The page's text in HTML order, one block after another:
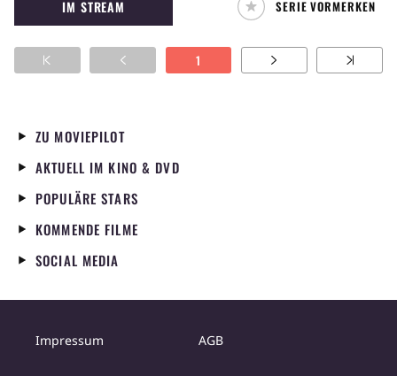
sich die Ereignisse: Als er versehentlich den
Anhang einer E-Mail öffnet, lädt sich Chuck
auf geheimnisvolle Weise Daten aus der CIA-
Datenbank “Intersect” herunter – und zwar
IM STREAM SERIE VORMERKEN
1
ZU MOVIEPILOT
AKTUELL IM KINO & DVD
POPULÄRE STARS
KOMMENDE FILME
SOCIAL MEDIA
Impressum AGB